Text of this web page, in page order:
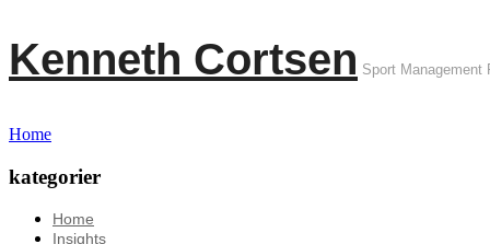
Kenneth Cortsen Sport Management
Home
kategorier
Home
Insights